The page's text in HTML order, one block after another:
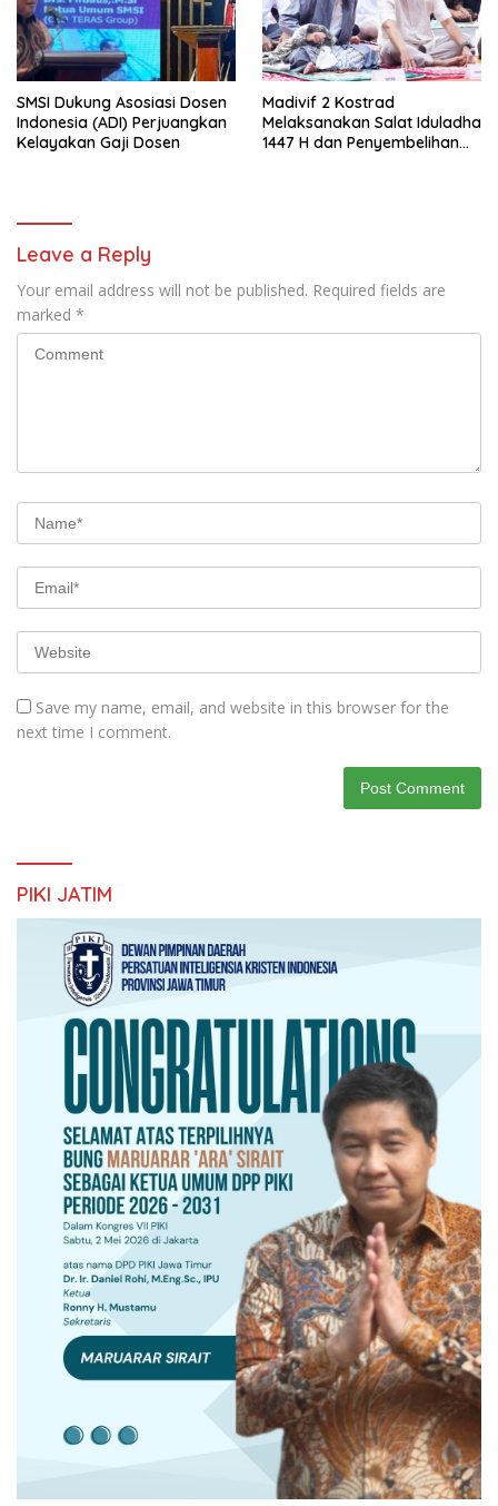
SMSI Dukung Asosiasi Dosen
Indonesia (ADI) Perjuangkan
Kelayakan Gaji Dosen
Madivif 2 Kostrad
Melaksanakan Salat Iduladha
1447 H dan Penyembelihan
Leave a Reply
Your email address will not be published. Required fields are
marked *
Save my name, email, and website in this browser for the
next time I comment.
PIKI JATIM